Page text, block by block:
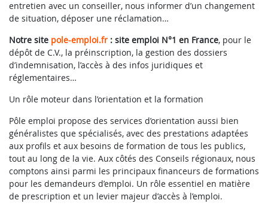
entretien avec un conseiller, nous informer d’un changement
de situation, déposer une réclamation…
Notre site pole-emploi.fr : site emploi N°1 en France, pour le
dépôt de C.V., la préinscription, la gestion des dossiers
d’indemnisation, l’accès à des infos juridiques et
réglementaires…
Un rôle moteur dans l’orientation et la formation
Pôle emploi propose des services d’orientation aussi bien
généralistes que spécialisés, avec des prestations adaptées
aux profils et aux besoins de formation de tous les publics,
tout au long de la vie. Aux côtés des Conseils régionaux, nous
comptons ainsi parmi les principaux financeurs de formations
pour les demandeurs d’emploi. Un rôle essentiel en matière
de prescription et un levier majeur d’accès à l’emploi.